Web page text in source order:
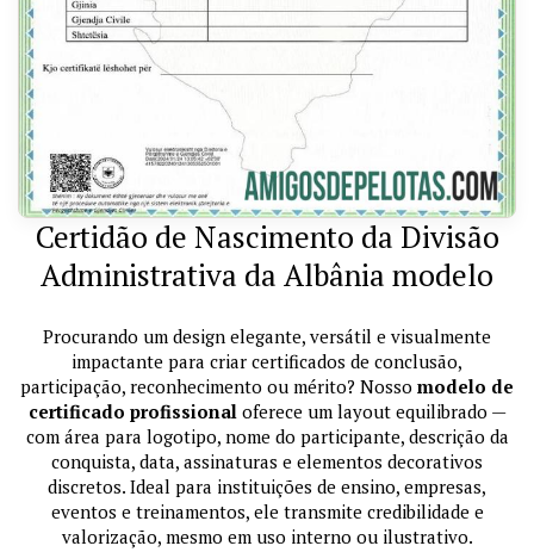
Certidão de Nascimento da Divisão
Administrativa da Albânia modelo
Procurando um design elegante, versátil e visualmente
impactante para criar certificados de conclusão,
participação, reconhecimento ou mérito? Nosso modelo de
certificado profissionaloferece um layout equilibrado —
com área para logotipo, nome do participante, descrição da
conquista, data, assinaturas e elementos decorativos
discretos. Ideal para instituições de ensino, empresas,
eventos e treinamentos, ele transmite credibilidade e
valorização, mesmo em uso interno ou ilustrativo.